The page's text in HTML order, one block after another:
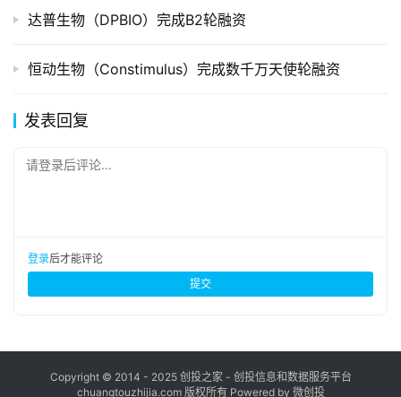
达普生物（DPBIO）完成B2轮融资
恒动生物（Constimulus）完成数千万天使轮融资
发表回复
请登录后评论...
登录后才能评论
提交
Copyright © 2014 - 2025 创投之家 - 创投信息和数据服务平台
chuangtouzhijia.com 版权所有 Powered by 微创投